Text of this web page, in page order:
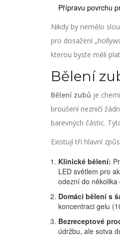
Přípravu povrchu
Nikdy by nemělo
pro dosažení
kterou byste měli
Bělení
Bělení zubů je
broušení nezničí
barevných částic.
Existují tři hlavní
Klinické bělení:
LED světlem pro
odezní do několika
Domácí bělení s
koncentraci gelu
Bezreceptové
údržbu, ale sotva